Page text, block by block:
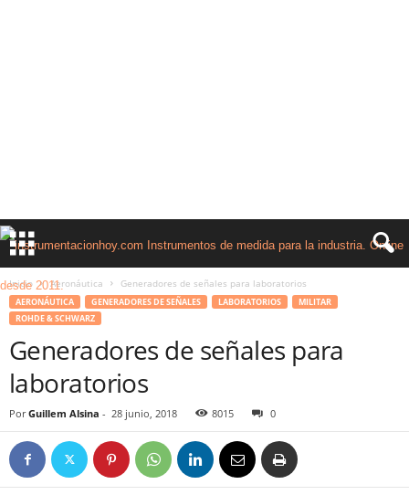
Inicio Aeronáutica Generadores de señales para laboratorios
AERONÁUTICA GENERADORES DE SEÑALES LABORATORIOS
MILITAR
ROHDE & SCHWARZ
Generadores de señales para
laboratorios
Por Guillem Alsina - 28 junio, 2018 8015 0